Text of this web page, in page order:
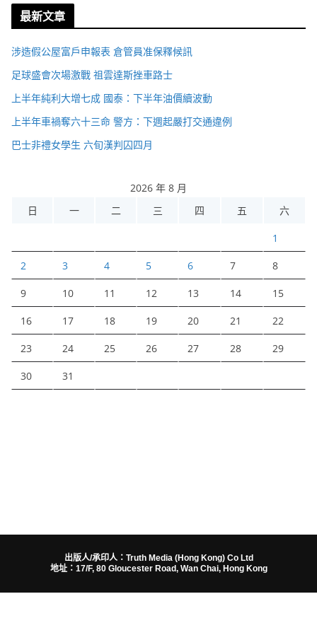
最新文章
涉造假公屋富戶申報表 倉管員准保釋候訊
足球盛會次場激戰 祖雲達斯挫車路士
上半年純利大增七成 國泰：下半年油價續波動
上半年車禍奪六十三命 警方：下週起嚴打交通違例
巴士非禮女學生 六旬漢判囚四月
2026 年 8 月
日
一 二 三 四 五 六
1
2 3 4 5 6 7 8
9 10 11 12 13 14 15
16 17 18 19 20 21 22
23 24 25 26 27 28 29
30 31
出版人/承印人：Truth Media (Hong Kong) Co Ltd
地址：17/F, 80 Gloucester Road, Wan Chai, Hong Kong